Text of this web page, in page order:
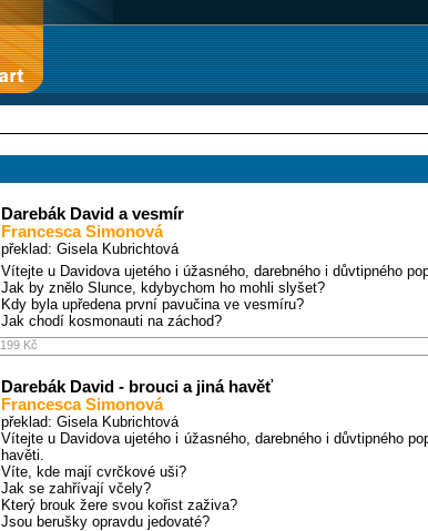
Darebák David a vesmír
Francesca Simonová
překlad: Gisela Kubrichtová
Vítejte u Davidova ujetého i úžasného, darebného i důvtipného
Jak by znělo Slunce, kdybychom ho mohli slyšet?
Kdy byla upředena první pavučina ve vesmíru?
Jak chodí kosmonauti na záchod?
199 Kč
Darebák David - brouci a jiná havěť
Francesca Simonová
překlad: Gisela Kubrichtová
Vítejte u Davidova ujetého i úžasného, darebného i důvtipného
havěti.
Víte, kde mají cvrčkové uši?
Jak se zahřívají včely?
Který brouk žere svou kořist zaživa?
Jsou berušky opravdu jedovaté?